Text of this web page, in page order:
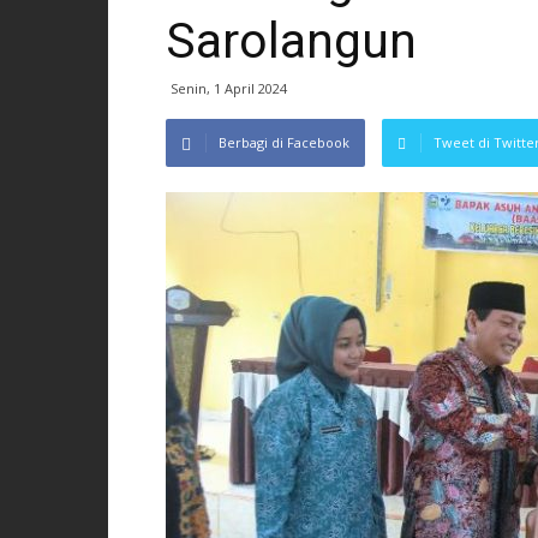
Sarolangun
Senin, 1 April 2024
Berbagi di Facebook Tweet di